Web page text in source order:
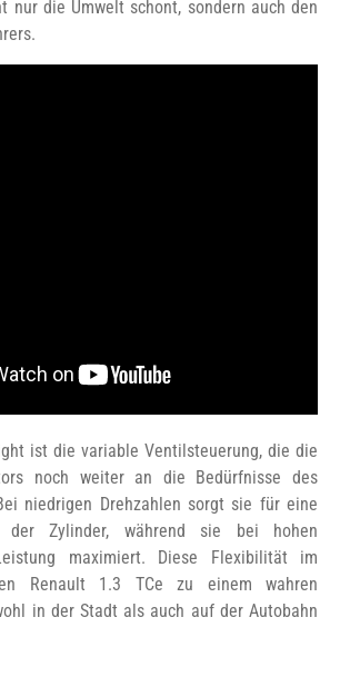
nur die Umwelt schont, sondern auch den
ist die variable Ventilsteuerung, die die
noch weiter an die Bedürfnisse des
niedrigen Drehzahlen sorgt sie für eine
der Zylinder, während sie bei hohen
maximiert. Diese Flexibilität im
Renault 1.3 TCe zu einem wahren
in der Stadt als auch auf der Autobahn